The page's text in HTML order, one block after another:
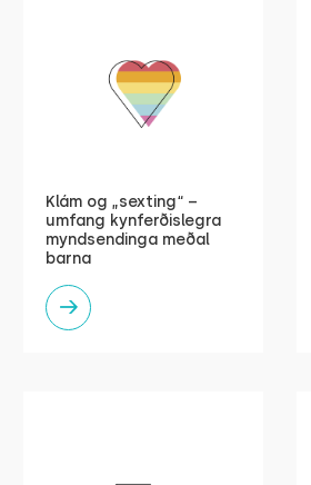
Klám og „sexting“ –
umfang kynferðislegra
myndsendinga meðal
barna